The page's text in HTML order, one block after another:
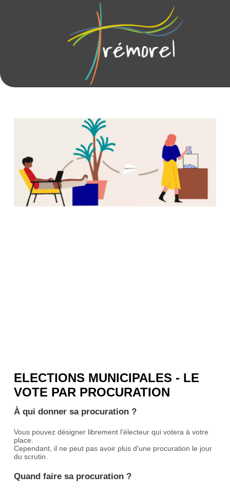
ELECTIONS MUNICIPALES - LE
VOTE PAR PROCURATION
À qui donner sa procuration ?
Vous pouvez désigner librement l'électeur qui votera à votre
place.
Cependant, il ne peut pas avoir plus d'une procuration le jour
du scrutin.
Quand faire sa procuration ?